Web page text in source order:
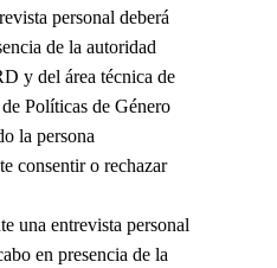
personal deberá
de la autoridad
y del área técnica de
Políticas de Género
la persona
consentir o rechazar
una entrevista personal
en presencia de la